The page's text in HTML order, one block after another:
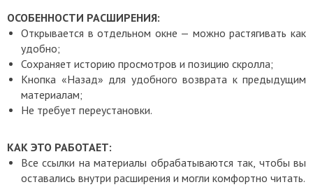
ОСОБЕННОСТИ РАСШИРЕНИЯ:
Открывается в отдельном окне — можно растягивать как
удобно;
Сохраняет историю просмотров и позицию скролла;
Кнопка «Назад» для удобного возврата к предыдущим
материалам;
Не требует переустановки.
КАК ЭТО РАБОТАЕТ:
Все ссылки на материалы обрабатываются так, чтобы вы
оставались внутри расширения и могли комфортно читать.